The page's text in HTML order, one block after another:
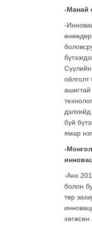
-Манай
-
ойлголт
дэлхийд
буй
ямар
-
-Анх
болон
төр